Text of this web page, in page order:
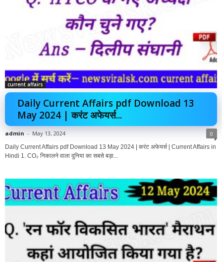
current affairs
Daily Current Affairs pdf Download 13
May 2024 | करंट अफेयर्स...
admin - May 13, 2024 0
Daily Current Affairs pdf Download 13 May 2024 | करंट अफेयर्स | Current Affairs in
Hindi 1. CO₂ निकालने वाला दुनिया का सबसे बड़ा...